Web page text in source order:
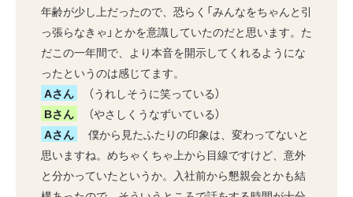
年齢が少し上だったので、恐らく「みんなをちゃんと引
っ張らなきゃ」とかを意識していたのだと思います。た
だこの一年間で、より本音を開示してくれるようにな
ったというのは感じてます。
Aさん
（うれしそうに笑っている）
Bさん
（やさしくうなずいている）
Aさん
僕から見たふたりの印象は、変わってないと
思いますね。めちゃくちゃ上から目線ですけど、意外
と分かっていたというか。入社前から懇親会とかも結